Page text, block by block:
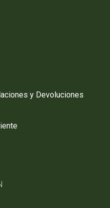
y Devoluciones